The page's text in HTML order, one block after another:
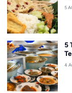
5
5
4